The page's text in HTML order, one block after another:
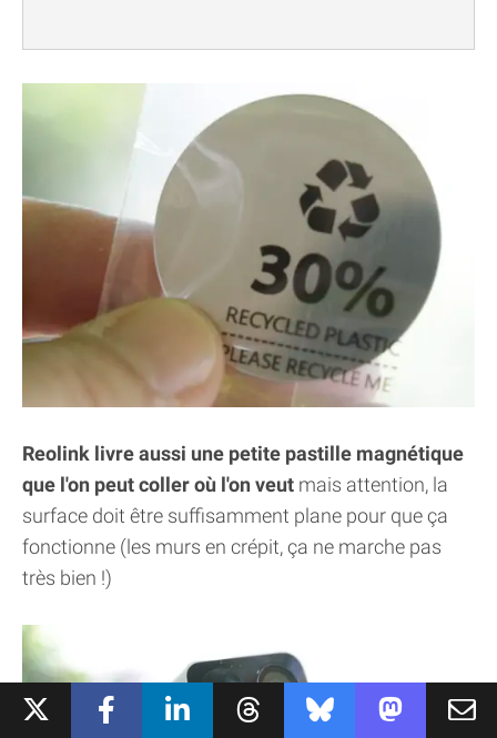
Reolink livre aussi une petite pastille magnétique
que l'on peut coller où l'on veut mais attention, la
surface doit être suffisamment plane pour que ça
fonctionne (les murs en crépit, ça ne marche pas
très bien !)